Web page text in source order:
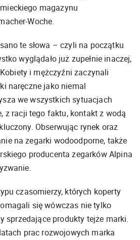
magazynu
Woche.
te słowa – czyli na początku
wyglądało już zupełnie inaczej,
Kobiety i mężczyźni zaczynali
naręczne jako niemal
we wszystkich sytuacjach
z racji tego faktu, kontakt z wodą
Obserwując rynek oraz
na zegarki wodoodporne, także
producenta zegarków Alpina
czasomierzy, których koperty
się wówczas nie tylko
sprzedające produkty tejże marki.
prac rozwojowych marka